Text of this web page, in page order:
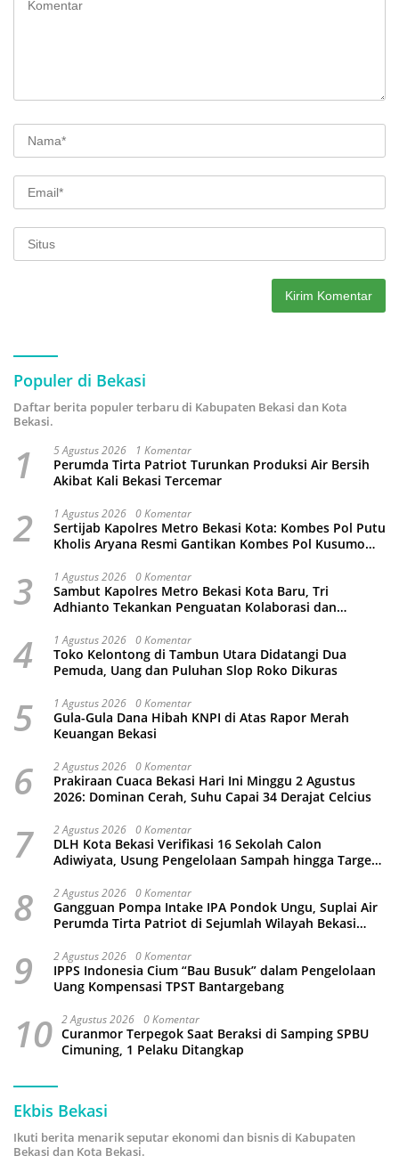
Populer di Bekasi
Daftar berita populer terbaru di Kabupaten Bekasi dan Kota
Bekasi.
1 5 Agustus 2026 1 Komentar
Perumda Tirta Patriot Turunkan Produksi Air Bersih
Akibat Kali Bekasi Tercemar
2 1 Agustus 2026 0 Komentar
Sertijab Kapolres Metro Bekasi Kota: Kombes Pol Putu
Kholis Aryana Resmi Gantikan Kombes Pol Kusumo
3 1 Agustus 2026 0 Komentar
Sambut Kapolres Metro Bekasi Kota Baru, Tri
Adhianto Tekankan Penguatan Kolaborasi dan
4 1 Agustus 2026 0 Komentar
Toko Kelontong di Tambun Utara Didatangi Dua
Pemuda, Uang dan Puluhan Slop Roko Dikuras
5 1 Agustus 2026 0 Komentar
Gula-Gula Dana Hibah KNPI di Atas Rapor Merah
Keuangan Bekasi
6 2 Agustus 2026 0 Komentar
Prakiraan Cuaca Bekasi Hari Ini Minggu 2 Agustus
2026: Dominan Cerah, Suhu Capai 34 Derajat Celcius
7 2 Agustus 2026 0 Komentar
DLH Kota Bekasi Verifikasi 16 Sekolah Calon
Adiwiyata, Usung Pengelolaan Sampah hingga Target
8 2 Agustus 2026 0 Komentar
Gangguan Pompa Intake IPA Pondok Ungu, Suplai Air
Perumda Tirta Patriot di Sejumlah Wilayah Bekasi
9 2 Agustus 2026 0 Komentar
IPPS Indonesia Cium “Bau Busuk” dalam Pengelolaan
Uang Kompensasi TPST Bantargebang
10 2 Agustus 2026 0 Komentar
Curanmor Terpegok Saat Beraksi di Samping SPBU
Cimuning, 1 Pelaku Ditangkap
Ekbis Bekasi
Ikuti berita menarik seputar ekonomi dan bisnis di Kabupaten
Bekasi dan Kota Bekasi.